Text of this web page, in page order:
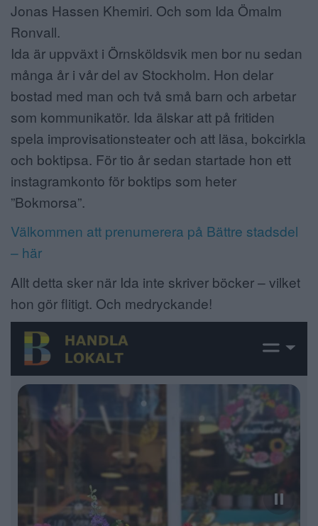
NÄRINGSLIV
Jonas Hassen Khemiri. Och som Ida Ömalm
Ronvall.
Ida är uppväxt i Örnsköldsvik men bor nu sedan
många år i vår del av Stockholm. Hon delar
bostad med man och två små barn och arbetar
som kommunikatör. Ida älskar att på fritiden
spela improvisationsteater och att läsa, bokcirkla
och boktipsa. För tio år sedan startade hon ett
instagramkonto för boktips som heter
”Bokmorsa”.
Välkommen att prenumerera på Bättre stadsdel
– här
Allt detta sker när Ida inte skriver böcker – vilket
hon gör flitigt. Och medryckande!